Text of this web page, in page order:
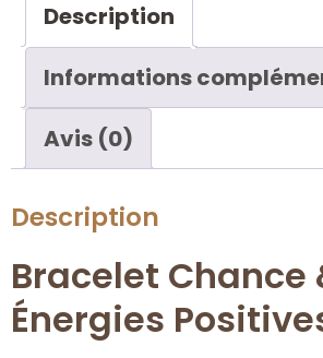
Description
Informations
Avis (0)
Description
Bracelet Chance
Énergies